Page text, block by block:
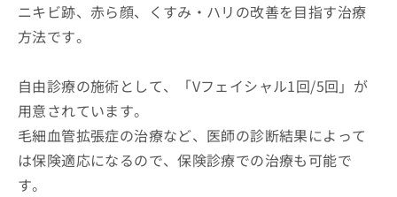
ニキビ跡、赤ら顔、くすみ・ハリの改善を目指す治療
方法です。
自由診療の施術として、「Vフェイシャル1回/5回」が
用意されています。
毛細血管拡張症の治療など、医師の診断結果によって
は保険適応になるので、保険診療での治療も可能で
す。